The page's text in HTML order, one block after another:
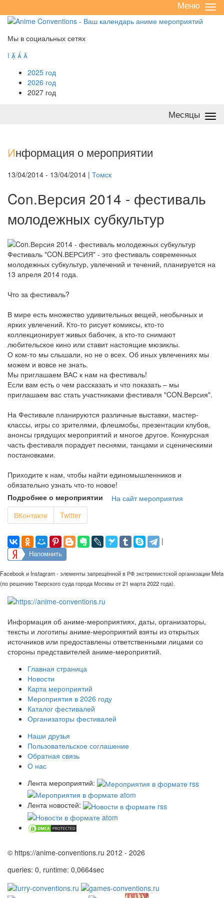
/
Меню
Мы в социальных сетях
   
2025 год
2026 год
2027 год
Месяцы
Информация о мероприятии
13/04/2014 - 13/04/2014 | Томск
Con.Версия 2014 - фестиваль
молодежных субкультур
Фестиваль "CON.ВЕРСИЯ" - это фестиваль современных
молодежных субкультур, увлечений и течений, планируется на
13 апреля 2014 года.
Что за фестиваль?
В мире есть множество удивительных вещей, необычных и
ярких увлечений. Кто-то рисует комиксы, кто-то
коллекционирует живых бабочек, а кто-то снимают
любительское кино или ставит настоящие мюзиклы.
О ком-то мы слышали, но не о всех. Об иных увлечениях мы
можем и вовсе не знать.
Мы приглашаем ВАС к нам на фестиваль!
Если вам есть о чем рассказать и что показать – мы
приглашаем вас стать участниками фестиваля "CON.Версия".
На Фестивале планируются различные выставки, мастер-
классы, игры со зрителями, флешмобы, презентации клубов,
анонсы грядущих мероприятий и многое другое. Конкурсная
часть фестиваля порадует песнями, танцами и сценическими
постановками.
Приходите к нам, чтобы найти единомышленников и
обязательно узнать что-то новое!
Подробнее о мероприятии
На сайт мероприятия
ВКонтакте
Twitter
|
Напомнить
Facebook и Instagram - элементы запрещённой в РФ экстремистской организации Meta
(по решению Тверского суда города Москвы от 21 марта 2022 года).
Информация об аниме-мероприятиях, даты, организаторы,
тексты и логотипы аниме-мероприятий взяты из открытых
источников или предоставлены ответственными лицами со
стороны представителей аниме-мероприятий.
Главная страница
Новости
Карта мероприятий
Мероприятия в 2026 году
Каталог фестивалей
Организаторы фестивалей
Наши друзья
Пользовательское соглашение
Обратная связь
О нас
Лента мероприятий:
Лента новостей:
© https://anime-conventions.ru 2012 - 2026
queries: 0, runtime: 0,0664sec